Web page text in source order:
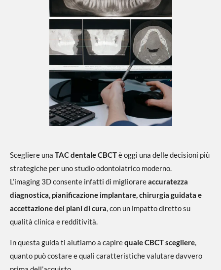
Scegliere una TAC dentale CBCTè oggi una delle decisioni più
strategiche per uno studio odontoiatrico moderno.
L’imaging 3D consente infatti di migliorareaccuratezza
diagnostica, pianificazione implantare, chirurgia guidata e
accettazione dei piani di cura , con un impatto diretto su
qualità clinica e redditività.
In questa guida ti aiutiamo a capirequale CBCT scegliere
quanto può costare e quali caratteristiche valutare davvero